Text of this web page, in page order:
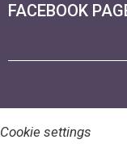
FACEBOOK
Cookie settings